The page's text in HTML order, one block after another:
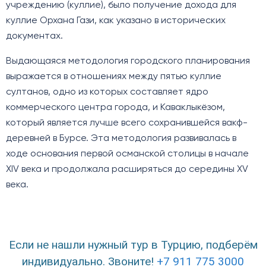
учреждению (куллие), было получение дохода для
куллие Орхана Гази, как указано в исторических
документах.
Выдающаяся методология городского планирования
выражается в отношениях между пятью куллие
султанов, одно из которых составляет ядро
коммерческого центра города, и Каваклыкёзом,
который является лучше всего сохранившейся вакф-
деревней в Бурсе. Эта методология развивалась в
ходе основания первой османской столицы в начале
XIV века и продолжала расширяться до середины XV
века.
Если не нашли нужный тур в Турцию, подберём
индивидуально. Звоните! +7 911 775 3000